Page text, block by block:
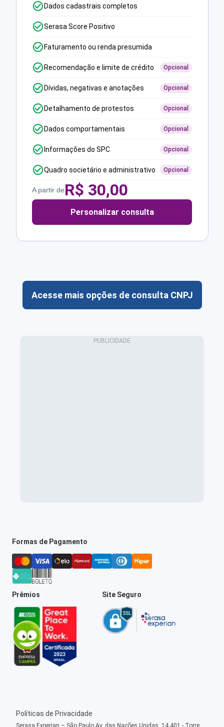
Dados cadastrais completos
Serasa Score Positivo
Faturamento ou renda presumida
Recomendação e limite de crédito Opcional
Dívidas, negativas e anotações Opcional
Detalhamento de protestos Opcional
Dados comportamentais Opcional
Informações do SPC Opcional
Quadro societário e administrativo Opcional
A partir deR$ 30,00
Personalizar consulta
Acesse mais opções de consulta CNPJ
Formas de Pagamento
Prêmios Site Seguro
Políticas de Privacidade
Serasa Experian – São Paulo Av. das Nações Unidas, 14.401 - Torre